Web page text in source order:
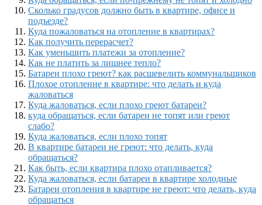
Сколько градусов должно быть в квартире, офисе и
подъезде?
Куда пожаловаться на отопление в квартирах?
Как получить перерасчет?
Как уменьшить платежи за отопление?
Как не платить за лишнее тепло?
Батареи плохо греют? как расшевелить коммунальщиков
Плохое отопление в квартире: что делать и куда
жаловаться
Куда жаловаться, если плохо греют батареи?
​куда обращаться, если батареи не топят или греют
слабо?
Куда жаловаться, если плохо топят
В квартире батареи не греют: что делать, куда
обращаться?
Как быть, если квартира плохо отапливается?
Куда жаловаться, если батареи в квартире холодные
Батареи отопления в квартире не греют: что делать, куда
обращаться